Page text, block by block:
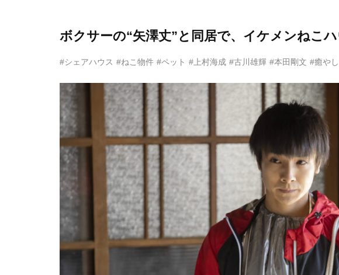
ボクサーの“矢澤丈”と同居で、イケメンねこ
#シェアハウス #ねこ物件 #ペット #上村海成 #古川雄輝 #本田剛文 #癒やし